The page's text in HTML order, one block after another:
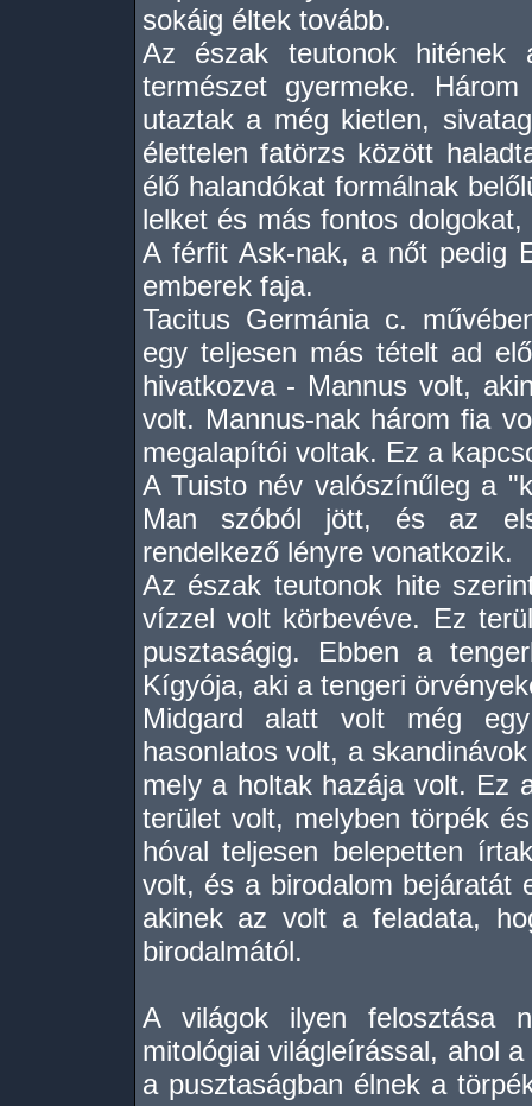
sokáig éltek tovább.
Az észak teutonok
természet gyermeke.
utaztak a még kietlen,
élettelen fatörzs között
élő halandókat formálnak
lelket és más fontos
A férfit Ask-nak, a nőt pedig
emberek faja.
Tacitus Germánia c.
egy teljesen más tételt ad
hivatkozva - Mannus volt,
volt. Mannus-nak három fia
megalapítói voltak. Ez a
A Tuisto név valószínűleg a
Man szóból jött, és az
rendelkező lényre vonatkozik.
Az észak teutonok hite
vízzel volt körbevéve. Ez
pusztaságig. Ebben a
Kígyója, aki a tengeri
Midgard alatt volt még
hasonlatos volt, a
mely a holtak hazája volt. Ez
terület volt, melyben törpék
hóval teljesen belepetten
volt, és a birodalom bejáratát
akinek az volt a feladata,
birodalmától.
A világok ilyen felosztása
mitológiai világleírással, ahol
a pusztaságban élnek a